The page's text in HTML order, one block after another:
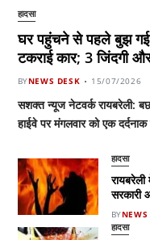
हादसा
घर पहुंचने से पहले बुझ गई
टकराई कार; 3 जिंदगी
BYNEWS DESK 15/07/2026
सशक्त न्यूज नेटवर्क रायबरेली:
हाईवे पर मंगलवार को एक
हादसा
सरकारी
BYNEWS
हादसा